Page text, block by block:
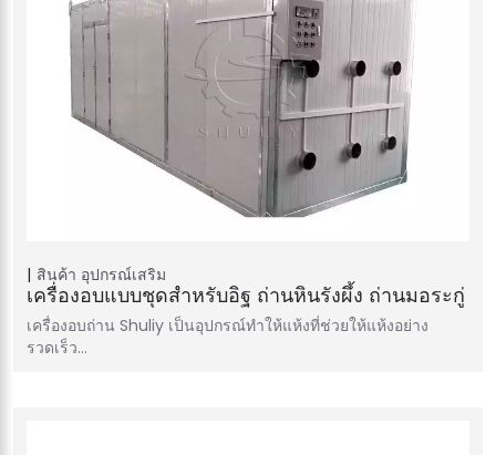
สินค้า อุปกรณ์เสริม
เครื่องอบแบบชุดสำหรับอิฐ ถ่านหินรังผึ้ง ถ่านมอระกู่
เครื่องอบถ่าน Shuliy เป็นอุปกรณ์ทำให้แห้งที่ช่วยให้แห้งอย่าง
รวดเร็ว…